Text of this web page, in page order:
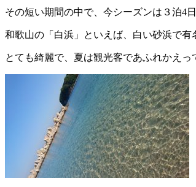
その短い期間の中で、今シーズンは３泊4
和歌山の「白浜」といえば、白い砂浜で有
とても綺麗で、夏は観光客であふれかえっ